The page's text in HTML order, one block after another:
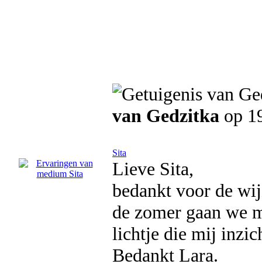
van Gedzitka op
Sita
Lieve Sita,
bedankt voor de
de zomer gaan we
lichtje die mij
Bedankt Lara.